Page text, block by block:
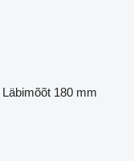
Läbimõõt 180 mm